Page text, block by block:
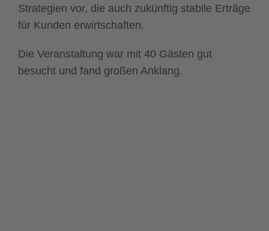
Strategien vor, die auch zukünftig stabile Erträge
für Kunden erwirtschaften.
Die Veranstaltung war mit 40 Gästen gut
besucht und fand großen Anklang.